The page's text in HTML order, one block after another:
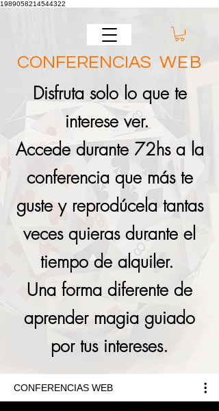
1989058214544322
CONFERENCIASWEB
Disfruta solo lo que te
interese ver.
Accede durante 72hs a la
conferencia que más te
guste y reprodúcela tantas
veces quieras durante el
tiempo de alquiler.
Una forma diferente de
aprender magia guiado
por tus intereses.
CONFERENCIAS WEB